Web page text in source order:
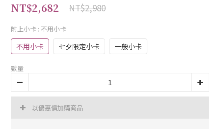
NT$2,682 NT$2,980
附上小卡 : 不用小卡
不用小卡 七夕限定小卡 一般小卡
數量
以優惠價加購商品